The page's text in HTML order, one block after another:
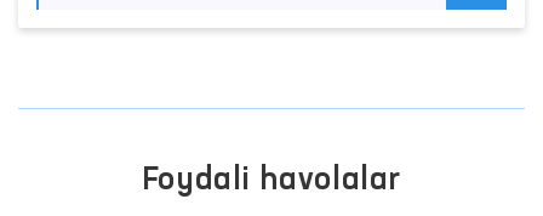
Foydali havolalar